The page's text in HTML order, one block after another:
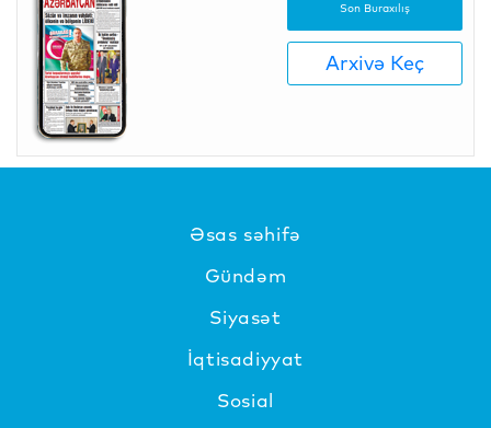
Son Buraxılış
Arxivə Keç
Əsas səhifə
Gündəm
Siyasət
İqtisadiyyat
Sosial